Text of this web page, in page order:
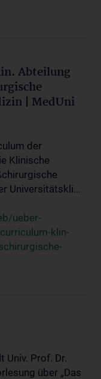
Abteilung
| MedUni
der
Klinische
Universitätskli...
ueber-
klin-
Univ. Prof. Dr.
über „Das